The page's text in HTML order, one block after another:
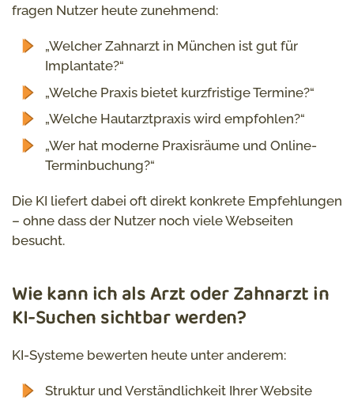
fragen Nutzer heute zunehmend:
„Welcher Zahnarzt in München ist gut für
Implantate?“
„Welche Praxis bietet kurzfristige Termine?“
„Welche Hautarztpraxis wird empfohlen?“
„Wer hat moderne Praxisräume und Online-
Terminbuchung?“
Die KI liefert dabei oft direkt konkrete Empfehlungen
– ohne dass der Nutzer noch viele Webseiten
besucht.
Wie kann ich als Arzt oder Zahnarzt in
KI-Suchen sichtbar werden?
KI-Systeme bewerten heute unter anderem:
Struktur und Verständlichkeit Ihrer Website